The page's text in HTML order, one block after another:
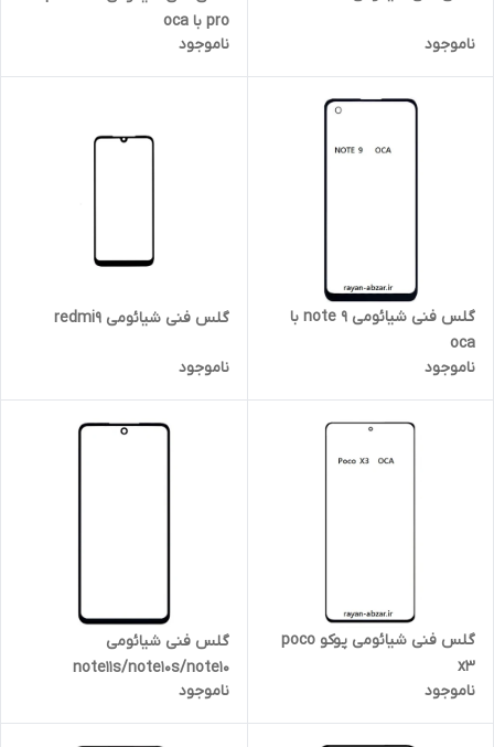
ناموجود
pro با oca
ناموجود
گلس فنی شیائومی note 9 با
oca
ناموجود
گلس فنی شیائومی redmi9
ناموجود
گلس فنی شیائومی پوکو poco
x3
ناموجود
گلس فنی شیائومی
note11s/note10s/note10
4g/m4pro 4g
ناموجود